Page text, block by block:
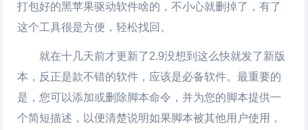
打包好的黑苹果驱动软件啥的，不小心就删掉了，有了
这个工具很是方便，轻松找回。
就在十几天前才更新了2.9没想到这么快就发了新版
本，反正是款不错的软件，应该是必备软件。最重要的
是，您可以添加或删除脚本命令，并为您的脚本提供一
个简短描述，以便清楚说明如果脚本被其他用户使用，